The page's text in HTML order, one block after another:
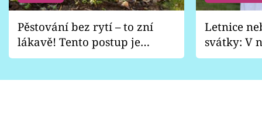
Pěstování bez rytí – to zní
lákavě! Tento postup je
vhodný jen pro některé
Letnice
svátky: V
pondělí